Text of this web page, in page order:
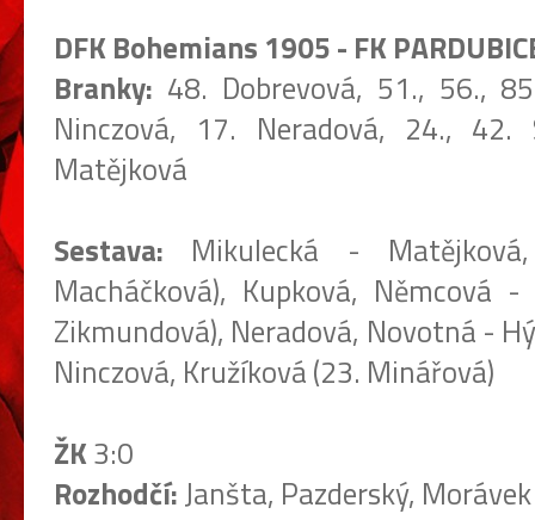
DFK Bohemians 1905 - FK
Branky: 48. Dobrevová, 51., 56.,
Ninczová, 17. Neradová, 24., 42.
Matějková
Sestava: Mikulecká -
Macháčková), Kupková, Němcová
Zikmundová), Neradová, Novotná -
Ninczová, Kružíková (23. Minářová)
ŽK3:0
Rozhodčí:Janšta, Pazderský, Morávek